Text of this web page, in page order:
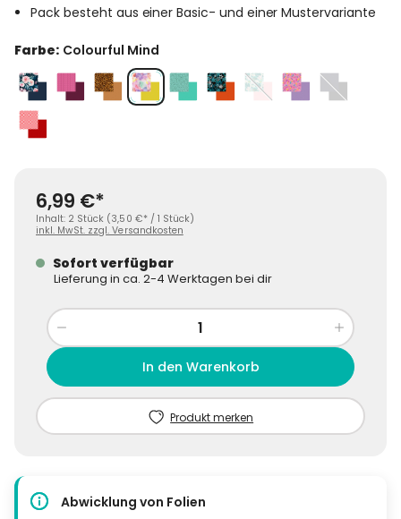
Pack besteht aus einer Basic- und einer Mustervariante
6,99 €*
Inhalt: 2 Stück (3,50 €* / 1 Stück)
inkl. MwSt. zzgl. Versandkosten
Sofort verfügbar
Lieferung in ca. 2-4 Werktagen bei dir
Farbeauswählen
: Colourful Mind
Garden of Flowers
Knitted Burgundy
SavanneColourful Mind
Mint DropsUrban StarsBlooming Jungle
(Diese Option ist zurzeit nicht
Sweet Dreams
Dark City
(Diese Option
Traditional Squares
Produkt Anzahl: Gib den
In den Warenkorb
Produkt merken
Abwicklung von Folien